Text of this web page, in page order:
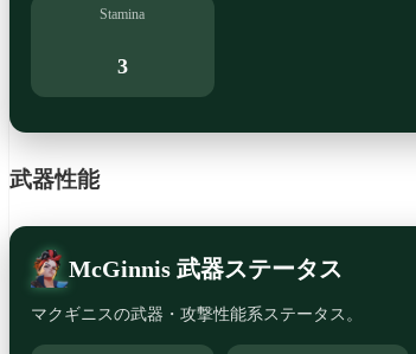
Stamina
3
武器性能
McGinnis 武器ステータス
マクギニスの武器・攻撃性能系ステータス。